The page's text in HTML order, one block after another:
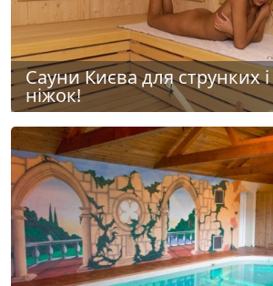
Сауни Києва для струнких
ніжок!